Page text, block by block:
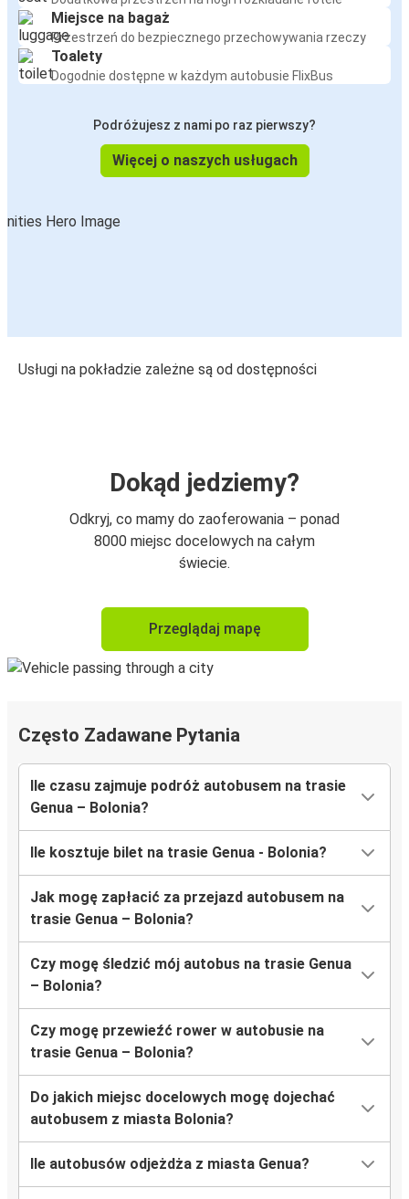
Miejsce na bagaż
Przestrzeń do bezpiecznego przechowywania rzeczy
Toalety
Dogodnie dostępne w każdym autobusie FlixBus
Podróżujesz z nami po raz pierwszy?
Więcej o naszych usługach
Usługi na pokładzie zależne są od dostępności
Dokąd jedziemy?
Odkryj, co mamy do zaoferowania – ponad
8000 miejsc docelowych na całym
świecie.
Przeglądaj mapę
Często Zadawane Pytania
Ile czasu zajmuje podróż autobusem na trasie
Genua – Bolonia?
Ile kosztuje bilet na trasie Genua - Bolonia?
Jak mogę zapłacić za przejazd autobusem na
trasie Genua – Bolonia?
Czy mogę śledzić mój autobus na trasie Genua
– Bolonia?
Czy mogę przewieźć rower w autobusie na
trasie Genua – Bolonia?
Do jakich miejsc docelowych mogę dojechać
autobusem z miasta Bolonia?
Ile autobusów odjeżdża z miasta Genua?